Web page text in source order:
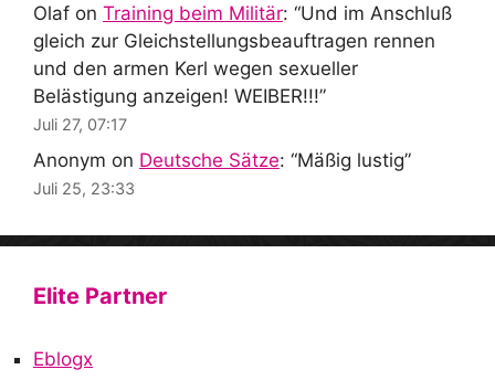
Olaf on Training beim Militär: “Und im Anschluß
gleich zur Gleichstellungsbeauftragen rennen
und den armen Kerl wegen sexueller
Belästigung anzeigen! WEIBER!!!”
Juli 27, 07:17
Anonym on Deutsche Sätze: “Mäßig lustig”
Juli 25, 23:33
Elite Partner
Eblogx